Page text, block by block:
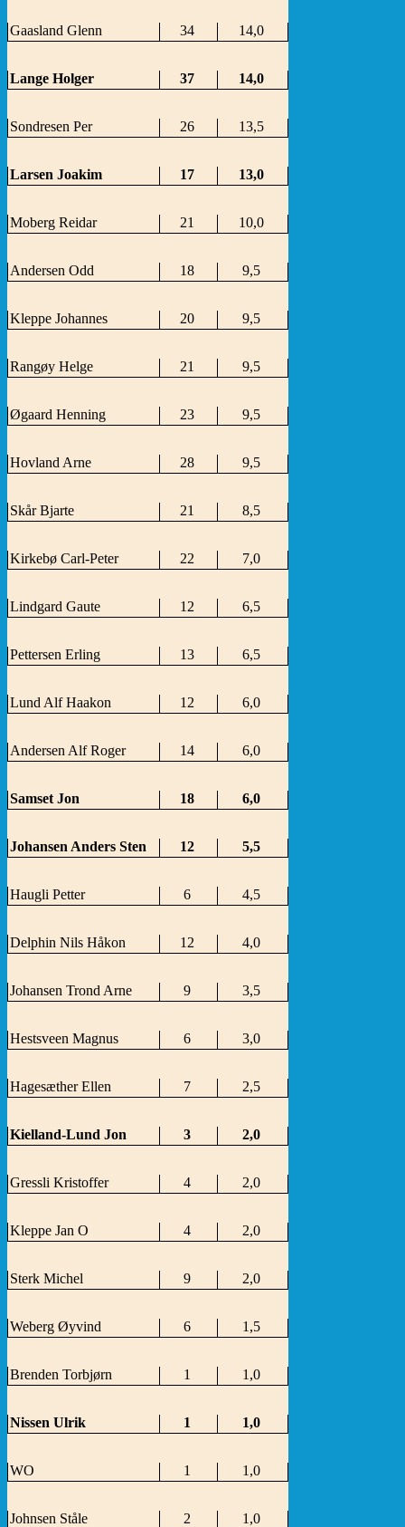
Gaasland Glenn 34 14,0
Lange Holger 37 14,0
Sondresen Per 26 13,5
Larsen Joakim 17 13,0
Moberg Reidar 21 10,0
Andersen Odd 18 9,5
Kleppe Johannes 20 9,5
Rangøy Helge 21 9,5
Øgaard Henning 23 9,5
Hovland Arne 28 9,5
Skår Bjarte 21 8,5
Kirkebø Carl-Peter 22 7,0
Lindgard Gaute 12 6,5
Pettersen Erling 13 6,5
Lund Alf Haakon 12 6,0
Andersen Alf Roger 14 6,0
Samset Jon 18 6,0
Johansen Anders Sten 12 5,5
Haugli Petter 6 4,5
Delphin Nils Håkon 12 4,0
Johansen Trond Arne 9 3,5
Hestsveen Magnus 6 3,0
Hagesæther Ellen 7 2,5
Kielland-Lund Jon 3 2,0
Gressli Kristoffer 4 2,0
Kleppe Jan O 4 2,0
Sterk Michel 9 2,0
Weberg Øyvind 6 1,5
Brenden Torbjørn 1 1,0
Nissen Ulrik 1 1,0
WO 1 1,0
Johnsen Ståle 2 1,0